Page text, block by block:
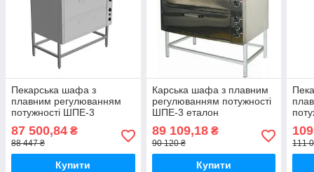
Пекарська шафа з
плавним регулюванням
потужності ШПЕ-3
87 500,84 ₴
88 447 ₴
Купити
Карська шафа з плавним
регулюванням потужності
ШПЕ-3 еталон
89 109,18₴
90 120 ₴
Купити
111